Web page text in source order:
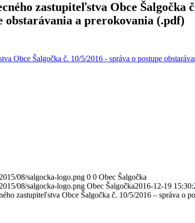
zastupiteľstva Obce Šalgočka
obstarávania a prerokovania (.pdf)
Obce Šalgočka č. 10/5/2016 - správa o postupe
08/salgocka-logo.png 0 0 Obec Šalgočka
08/salgocka-logo.png Obec Šalgočka2016-12-19
zastupiteľstva Obce Šalgočka č. 10/5/2016 – správa o